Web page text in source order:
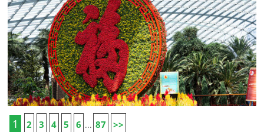
1 2 3 4 5 6 ... 87 >>